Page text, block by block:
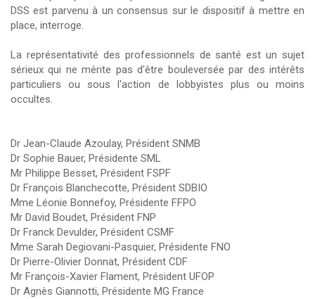
DSS est parvenu à un consensus sur le dispositif à mettre en
place, interroge.
La représentativité des professionnels de santé est un sujet
sérieux qui ne mérite pas d'être bouleversée par des intérêts
particuliers ou sous l'action de lobbyistes plus ou moins
occultes.
Dr Jean-Claude Azoulay, Président SNMB
Dr Sophie Bauer, Présidente SML
Mr Philippe Besset, Président FSPF
Dr François Blanchecotte, Président SDBIO
Mme Léonie Bonnefoy, Présidente FFPO
Mr David Boudet, Président FNP
Dr Franck Devulder, Président CSMF
Mme Sarah Degiovani-Pasquier, Présidente FNO
Dr Pierre-Olivier Donnat, Président CDF
Mr François-Xavier Flament, Président UFOP
Dr Agnès Giannotti, Présidente MG France